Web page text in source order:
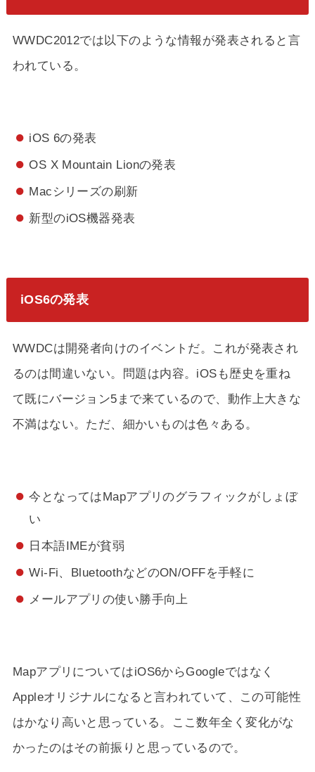
WWDC2012では以下のような情報が発表されると言
われている。
iOS 6の発表
OS X Mountain Lionの発表
Macシリーズの刷新
新型のiOS機器発表
iOS6の発表
WWDCは開発者向けのイベントだ。これが発表され
るのは間違いない。問題は内容。iOSも歴史を重ね
て既にバージョン5まで来ているので、動作上大きな
不満はない。ただ、細かいものは色々ある。
今となってはMapアプリのグラフィックがしょぼ
い
日本語IMEが貧弱
Wi-Fi、BluetoothなどのON/OFFを手軽に
メールアプリの使い勝手向上
MapアプリについてはiOS6からGoogleではなく
Appleオリジナルになると言われていて、この可能性
はかなり高いと思っている。ここ数年全く変化がな
かったのはその前振りと思っているので。